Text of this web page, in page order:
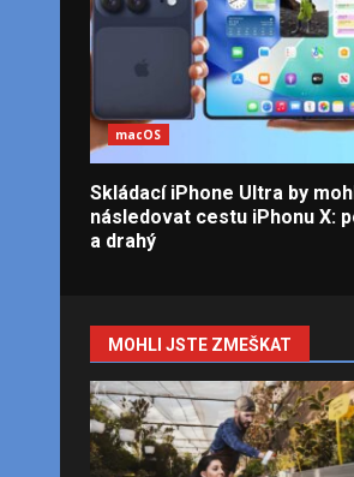
macOS
Skládací iPhone Ultra by
následovat cestu iPhonu X:
a drahý
MOHLI JSTE ZMEŠKAT